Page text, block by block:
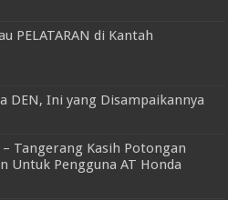
PELATARAN di Kantah
DEN, Ini yang Disampaikannya
– Tangerang Kasih Potongan
Untuk Pengguna AT Honda